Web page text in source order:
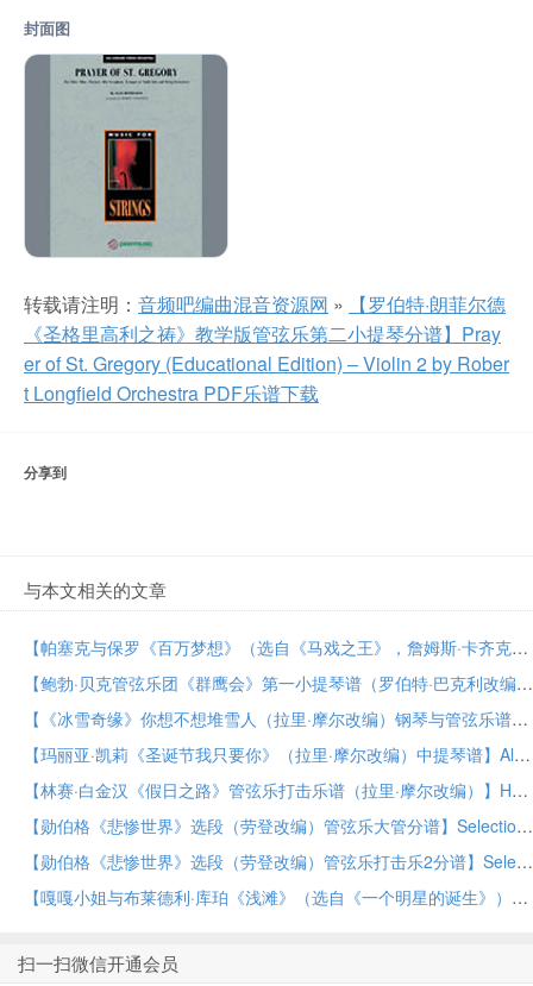
封面图
转载请注明： 音频吧编曲混音资源网 »
【罗伯特·朗菲尔德
《圣格里高利之祷》教学版管弦乐第二小提琴分谱】Pray
er of St. Gregory (Educational Edition) – Violin 2 by Rober
t Longfield Orchestra PDF乐谱下载
分享到
与本文相关的文章
【帕塞克与保罗《百万梦想》（选自《马戏之王》，詹姆斯·卡齐克改编）钢琴与管弦乐谱】A Million Dreams (from The Greatest Showman) (arr. James Kazik) – Piano by Pasek & Paul Orchestra PDF乐谱下载
【鲍勃·贝克管弦乐团《群鹰会》第一小提琴谱（罗伯特·巴克利改编）】The Gathering of Eagles (arr. Robert Buckley) – Violin 1 by Bob Baker Orchestra PDF乐谱下载
【《冰雪奇缘》你想不想堆雪人（拉里·摩尔改编）钢琴与管弦乐谱】Do You Want To Build A Snowman (from Frozen) (arr. Larry Moore) – Piano by Kristen Bell, Agatha Lee Monn & Katie Lopez Orchestra PDF乐谱下载
【玛丽亚·凯莉《圣诞节我只要你》（拉里·摩尔改编）中提琴谱】All I Want for Christmas Is You (arr. Larry Moore) – Viola by Mariah Carey Orchestra PDF乐谱下载
【林赛·白金汉《假日之路》管弦乐打击乐谱（拉里·摩尔改编）】Holiday Road (from National Lampoon’s Vacation) (arr. Larry Moore) – Percussion by Lindsey Buckingham Orchestra PDF乐谱下载
【勋伯格《悲惨世界》选段（劳登改编）管弦乐大管分谱】Selections from Les Miserables (arr. Bob Lowden) – Bassoon by Claude-Michael Schonberg Full Orchestra PDF乐谱下载
【勋伯格《悲惨世界》选段（劳登改编）管弦乐打击乐2分谱】Selections from Les Miserables (arr. Bob Lowden) – Percussion 2 by Claude-Michael Schonberg Full Orchestra PDF乐谱下载
【嘎嘎小姐与布莱德利·库珀《浅滩》（选自《一个明星的诞生》）拉里·摩尔改编钢琴与管弦乐谱】Shallow (from A Star Is Born) (arr. Larry Moore) – Piano by Lady Gaga & Bradley Cooper Orchestra PDF乐谱下载
扫一扫微信开通会员